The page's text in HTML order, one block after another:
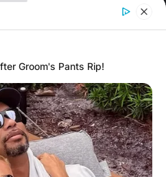
Groom's Pants Rip!